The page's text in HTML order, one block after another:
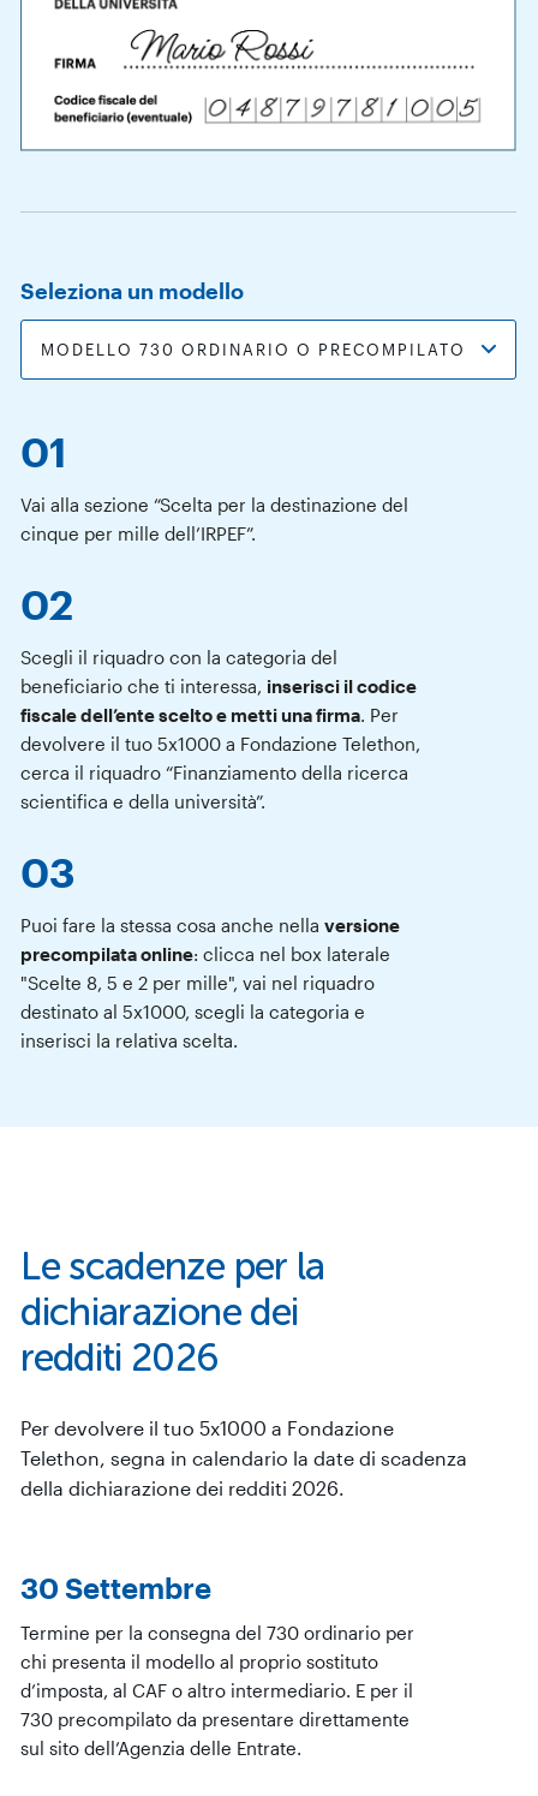
Seleziona un modello
01
Vai alla sezione “Scelta per la destinazione del
cinque per mille dell’IRPEF”.
02
Scegli il riquadro con la categoria del
beneficiario che ti interessa, inserisci il codice
fiscale dell’ente scelto e metti una firma. Per
devolvere il tuo 5x1000 a Fondazione Telethon,
cerca il riquadro “Finanziamento della ricerca
scientifica e della università”.
03
Puoi fare la stessa cosa anche nellaversione
precompilata online: clicca nel box laterale
"Scelte 8, 5 e 2 per mille", vai nel riquadro
destinato al 5x1000, scegli la categoria e
inserisci la relativa scelta.
Le scadenze per la
dichiarazione dei
redditi 2026
Per devolvere il tuo 5x1000 a Fondazione
Telethon, segna in calendario la date di scadenza
della dichiarazione dei redditi 2026.
30 Settembre
Termine per la consegna del 730 ordinario per
chi presenta il modello al proprio sostituto
d’imposta, al CAF o altro intermediario. E per il
730 precompilato da presentare direttamente
sul sito dell’Agenzia delle Entrate.